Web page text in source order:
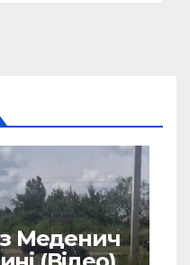
з Меденич